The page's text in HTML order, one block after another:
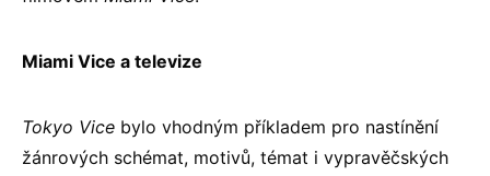
Miami Vice a televize
Tokyo Vice bylo vhodným příkladem pro nastínění
žánrových schémat, motivů, témat i vypravěčských